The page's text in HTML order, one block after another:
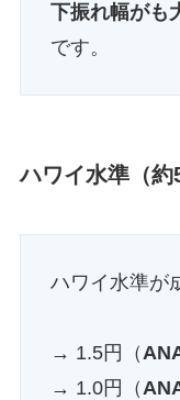
下振れ幅がも
です。
ハワイ水準（
ハワイ水準が
→ 1.5円（
→ 1.0円（